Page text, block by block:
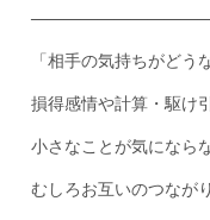
「相手の気持ちがどう
損得感情や計算・駆け
小さなことが気になら
むしろお互いのつなが